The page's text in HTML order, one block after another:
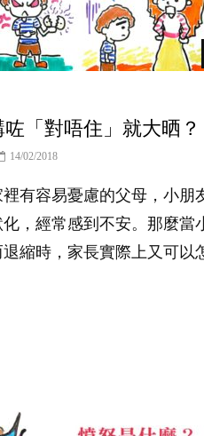
咗「對唔住」就大晒？
14/02/2018
有容易憂慮的父母，小朋
，經常感到不安。那麼當
縮時，家長實際上又可以